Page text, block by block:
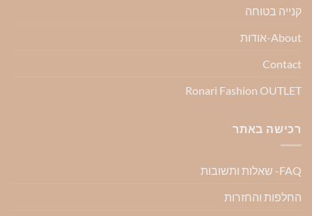
קנייה בטוחה
About-אודות
Contact
Ronari Fashion OUTLET
רכישה באתר
FAQ- שאלות ותשובות
החלפות והחזרות